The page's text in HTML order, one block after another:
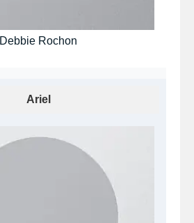
Debbie Rochon
Ariel